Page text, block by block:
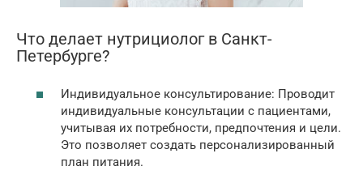
Что делает нутрициолог в Санкт-
Петербурге?
Индивидуальное консультирование: Проводит
индивидуальные консультации с пациентами,
учитывая их потребности, предпочтения и цели.
Это позволяет создать персонализированный
план питания.